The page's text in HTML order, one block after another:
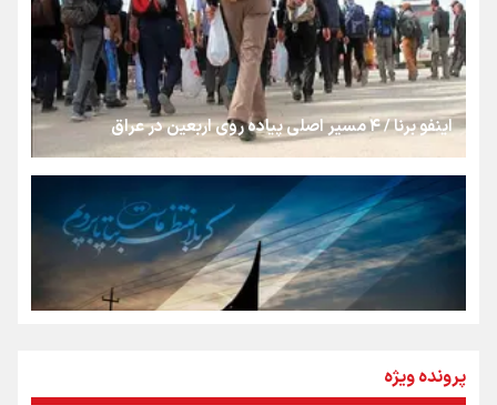
شکستگیِ بزرگ؛ روایتِ یک استخوان، یک نسل، یک توهم!
رسانه ملی و حق مردم برای شنیدن صدای رئیس‌جمهوری
روایت ایران از کنار مردم
اینفو برنا / ۴ مسیر اصلی پیاده روی اربعین در عراق
پرونده ویژه